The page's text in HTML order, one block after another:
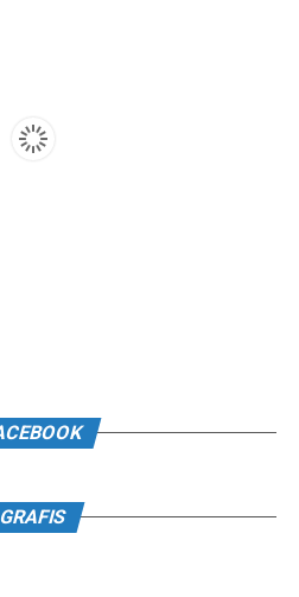
GRAFIS